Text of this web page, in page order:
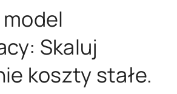
Skaluj
koszty stałe.